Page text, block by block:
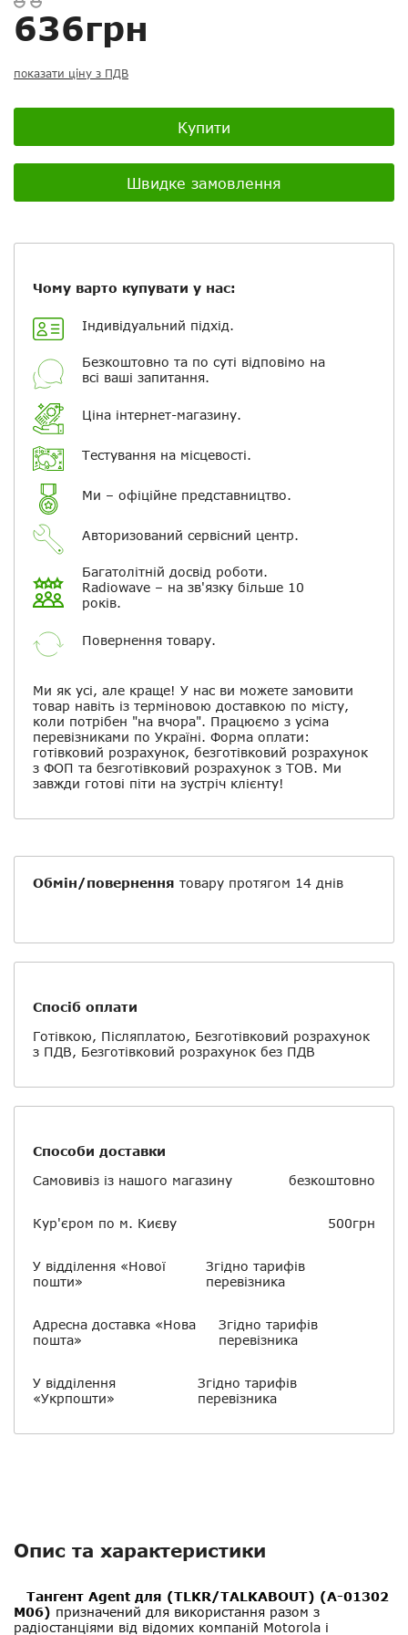
636грн
показати ціну з ПДВ
Купити
Швидке замовлення
Чому варто купувати у нас:
Індивідуальний підхід.
Безкоштовно та по суті відповімо на
всі ваші запитання.
Ціна інтернет-магазину.
Тестування на місцевості.
Ми – офіційне представництво.
Авторизований сервісний центр.
Багатолітній досвід роботи.
Radiowave – на зв'язку більше 10
років.
Повернення товару.
Ми як усі, але краще! У нас ви можете замовити
товар навіть із терміновою доставкою по місту,
коли потрібен "на вчора". Працюємо з усіма
перевізниками по Україні. Форма оплати:
готівковий розрахунок, безготівковий розрахунок
з ФОП та безготівковий розрахунок з ТОВ. Ми
завжди готові піти на зустріч клієнту!
Обмін/повернення товару протягом 14 днів
Спосіб оплати
Готівкою, Післяплатою, Безготівковий розрахунок
з ПДВ, Безготівковий розрахунок без ПДВ
Способи доставки
Самовивіз із нашого магазину
безкоштовно
Кур'єром по м. Києву 500грн
У відділення «Нової
пошти»
Згідно тарифів
перевізника
Адресна доставка «Нова
пошта»
Згідно тарифів
перевізника
У відділення
«Укрпошти»
Згідно тарифів
перевізника
Опис та характеристики
Тангент Agent для (TLKR/TALKABOUT) (A-01302
M06) призначений для використання разом з
радіостанціями від відомих компаній Motorola і
Ваш відгук:
Посилання на відео з Youtube:
Додати фотографії
Ваше ім'я
Повідомляти про відповіді по
електронній пошті
Скасувати